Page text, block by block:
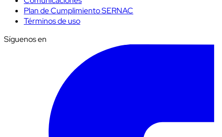
Plan de Cumplimiento SERNAC
Términos de uso
Síguenos en